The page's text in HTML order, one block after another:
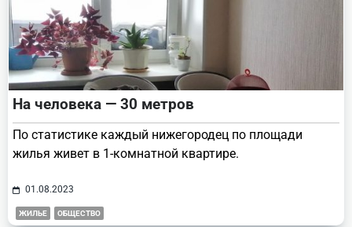
На человека — 30 метров
По статистике каждый нижегородец по площади
жилья живет в 1-комнатной квартире.
01.08.2023
ЖИЛЬЕ ОБЩЕСТВО